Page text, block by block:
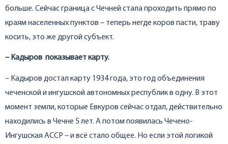
больше. Сейчас граница с Чечней стала проходить прямо по
краям населенных пунктов – теперь негде коров пасти, траву
косить, это же другой субъект.
– Кадыров показывает карту.
– Кадыров достал карту 1934 года, это год объединения
чеченской и ингушской автономных республик в одну. В этот
момент земли, которые Евкуров сейчас отдал, действительно
находились в Чечне 5 лет. А потом появилась Чечено-
Ингушская АССР – и всё стало общее. Но если этой логикой